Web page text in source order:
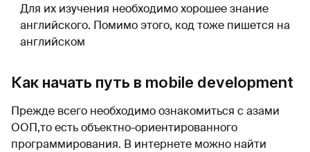
Для их изучения необходимо хорошее знание
английского. Помимо этого, код тоже пишется на
английском
Как начать путь в mobile development
Прежде всего необходимо ознакомиться с азами
ООП,то есть объектно-ориентированного
программирования. В интернете можно найти